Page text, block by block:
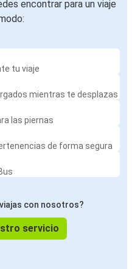
encontrar para un viaje
tu viaje
mientras te desplazas
las piernas
de forma segura
con nosotros?
servicio